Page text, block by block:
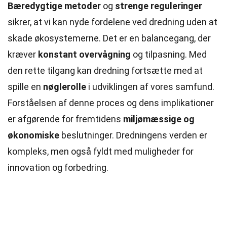
Bæredygtige metoder og strenge reguleringer
sikrer, at vi kan nyde fordelene ved dredning uden at
skade økosystemerne. Det er en balancegang, der
kræver konstant overvågning og tilpasning. Med
den rette tilgang kan dredning fortsætte med at
spille en nøglerolle i udviklingen af vores samfund.
Forståelsen af denne proces og dens implikationer
er afgørende for fremtidens miljømæssige og
økonomiske beslutninger. Dredningens verden er
kompleks, men også fyldt med muligheder for
innovation og forbedring.